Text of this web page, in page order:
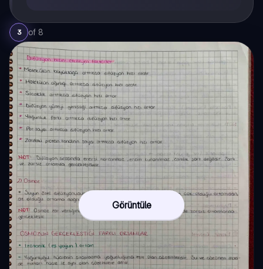
3 of 8
Görüntüle